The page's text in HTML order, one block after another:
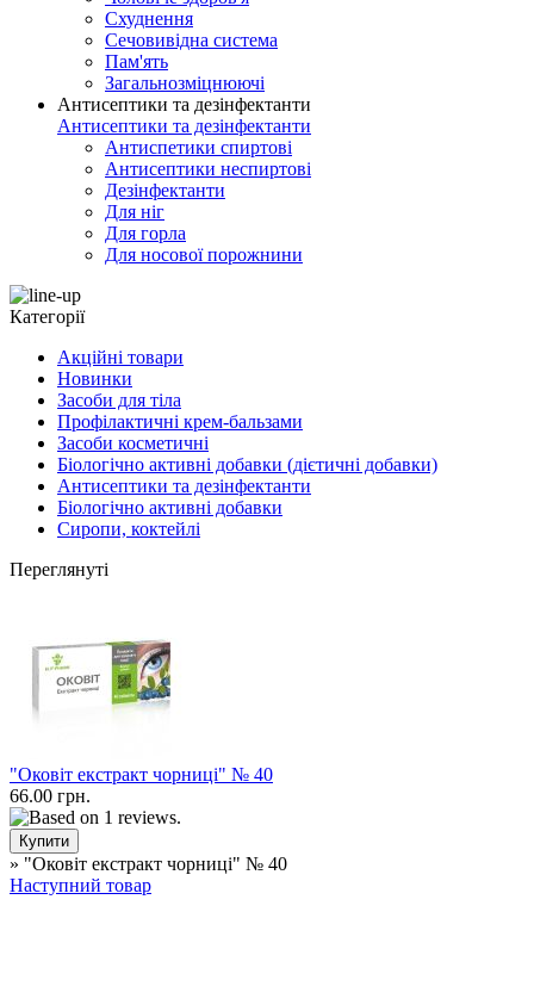
Схуднення
Сечовивідна система
Пам'ять
Загальнозміцнюючі
Антисептики та дезінфектанти
Антисептики та дезінфектанти
Антиспетики спиртові
Антисептики неспиртові
Дезінфектанти
Для ніг
Для горла
Для носової порожнини
Категорії
Акційні товари
Новинки
Засоби для тіла
Профілактичні крем-бальзами
Засоби косметичні
Біологічно активні добавки (дієтичні добавки)
Антисептики та дезінфектанти
Біологічно активні добавки
Сиропи, коктейлі
Переглянуті
"Оковіт екстракт чорниці" № 40
66.00 грн.
» "Оковіт екстракт чорниці" № 40
Наступний товар